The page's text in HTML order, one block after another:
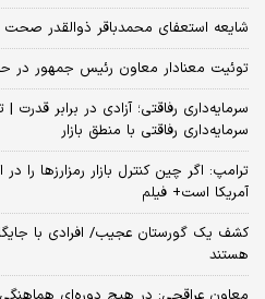
شایعه استعفای محمدباقر ذوالقدر صحت
توئیت معنادار معاون رئیس جمهور در
سرمایه‌داری رفاقتی؛ آزادی در برابر قدرت
سرمایه‌داری رفاقتی با منطق بازار
ترامپ: اگر چین کنترل بازار رمزارزها را
آمریکا است+ فیلم
کشف یک گورستان عجیب/ افرادی با
هستند